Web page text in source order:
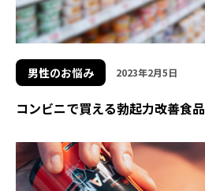
男性のお悩み 2023年2月5日
コンビニで買える勃起力改善食品